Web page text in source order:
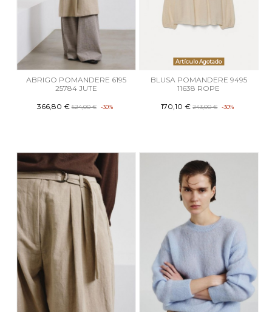
ABRIGO POMANDERE 6195
25784 JUTE
366,80 € 524,00 € -30%
Artículo Agotado
BLUSA POMANDERE 9495
11638 ROPE
170,10 € 243,00 € -30%